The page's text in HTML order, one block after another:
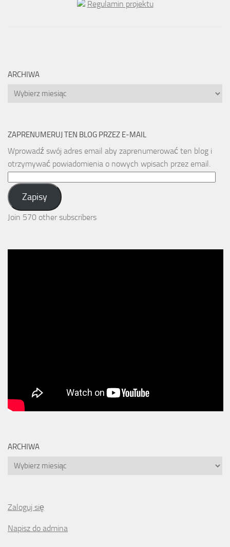
Regulamin projektu
ARCHIWA
Archiwa
ZAPRENUMERUJ TEN BLOG PRZEZ E-MAIL
Wprowadź swój adres email aby zaprenumerować ten blog i
otrzymywać powiadomienia o nowych wpisach przez email.
Address:
Zapisy
Join 570 other subscribers
ARCHIWA
Archiwa
Zaloguj się
Napisz do admina